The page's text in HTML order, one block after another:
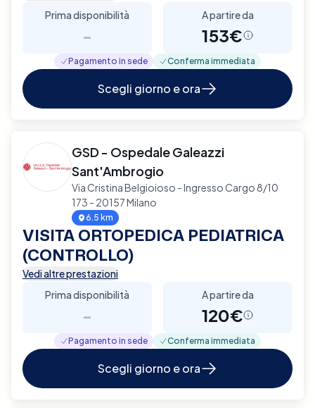
Prima disponibilità
-
A partire da
153€
Pagamento in sede Conferma immediata
Scegli giorno e ora
GSD - Ospedale Galeazzi
Sant'Ambrogio
Via Cristina Belgioioso - Ingresso Cargo 8/10
173 - 20157 Milano
6.5 km
VISITA ORTOPEDICA PEDIATRICA
(CONTROLLO)
Vedi altre prestazioni
Prima disponibilità
-
A partire da
120€
Pagamento in sede Conferma immediata
Scegli giorno e ora